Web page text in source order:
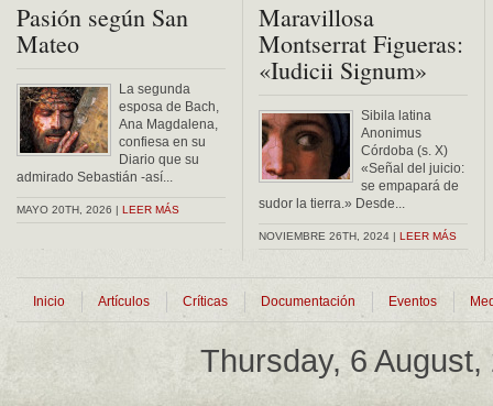
Pasión según San
Mateo
La segunda
esposa de Bach,
Ana Magdalena,
confiesa en su
Diario que su
admirado Sebastián -así...
MAYO 20TH, 2026 | LEER MÁS
Maravillosa
Montserrat Figueras:
«Iudicii Signum»
Sibila latina
Anonimus
Córdoba (s. X)
«Señal del juicio:
se empapará de
sudor la tierra.» Desde...
NOVIEMBRE 26TH, 2024 | LEER MÁS
Inicio Artículos Críticas Documentación Eventos
Thursday, 6